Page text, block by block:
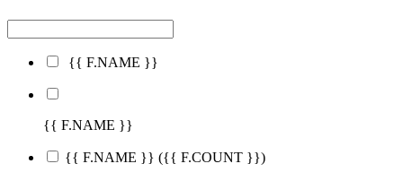
{{ F.NAME }}
{{ F.NAME }}
{{ F.NAME }} ({{ F.COUNT }})